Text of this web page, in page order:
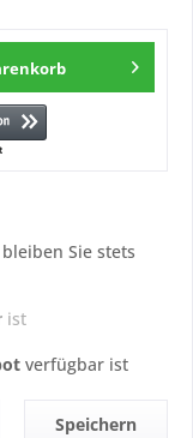
Sie stets
ist
verfügbar ist
Speichern